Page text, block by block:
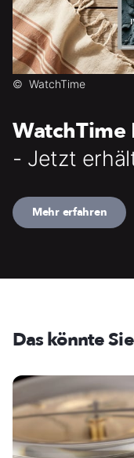
© WatchTime
- Jetzt
Mehr erfahren
Das könnte